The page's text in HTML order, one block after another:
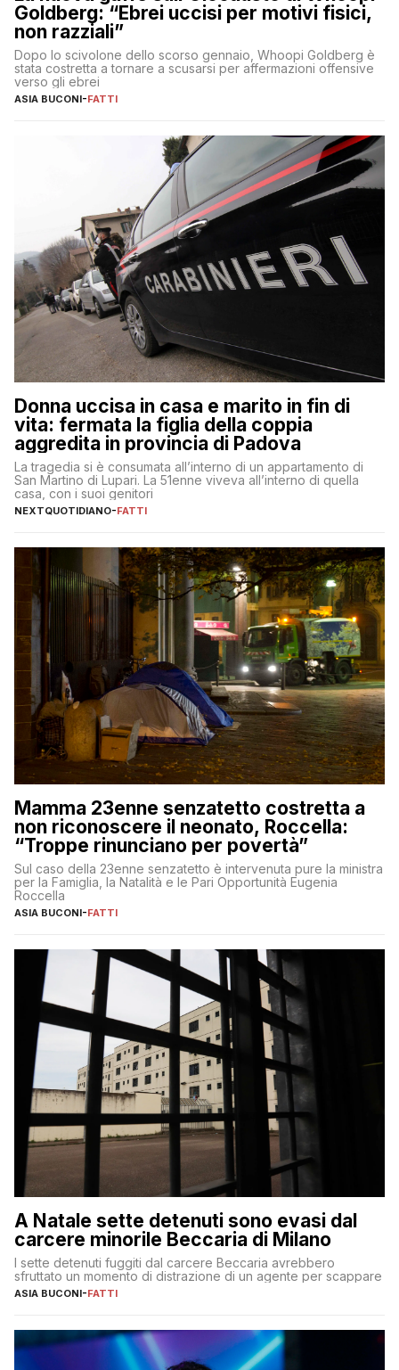
Goldberg: “Ebrei uccisi per motivi fisici,
non razziali”
Dopo lo scivolone dello scorso gennaio, Whoopi Goldberg è
stata costretta a tornare a scusarsi per affermazioni offensive
verso gli ebrei
ASIA BUCONI-FATTI
Donna uccisa in casa e marito in fin di
vita: fermata la figlia della coppia
aggredita in provincia di Padova
La tragedia si è consumata all’interno di un appartamento di
San Martino di Lupari. La 51enne viveva all’interno di quella
casa, con i suoi genitori
NEXTQUOTIDIANO-FATTI
Mamma 23enne senzatetto costretta a
non riconoscere il neonato, Roccella:
“Troppe rinunciano per povertà”
Sul caso della 23enne senzatetto è intervenuta pure la ministra
per la Famiglia, la Natalità e le Pari Opportunità Eugenia
Roccella
ASIA BUCONI-FATTI
A Natale sette detenuti sono evasi dal
carcere minorile Beccaria di Milano
I sette detenuti fuggiti dal carcere Beccaria avrebbero
sfruttato un momento di distrazione di un agente per scappare
ASIA BUCONI-FATTI